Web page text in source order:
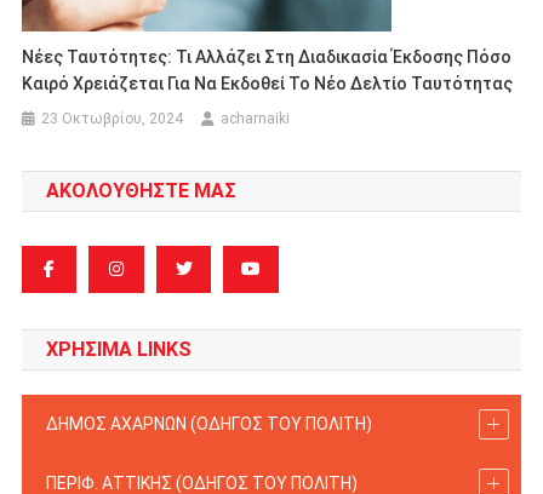
Νέες Ταυτότητες: Τι Αλλάζει Στη Διαδικασία Έκδοσης Πόσο
Καιρό Χρειάζεται Για Να Εκδοθεί Το Νέο Δελτίο Ταυτότητας
23 Οκτωβρίου, 2024 acharnaiki
ΑΚΟΛΟΥΘΗΣΤΕ ΜΑΣ
ΧΡΗΣΙΜΑ LINKS
ΔΗΜΟΣ ΑΧΑΡΝΩΝ (ΟΔΗΓΟΣ TOY ΠΟΛΙΤΗ)
ΠΕΡΙΦ. ΑΤΤΙΚΗΣ (ΟΔΗΓΟΣ TOY ΠΟΛΙΤΗ)